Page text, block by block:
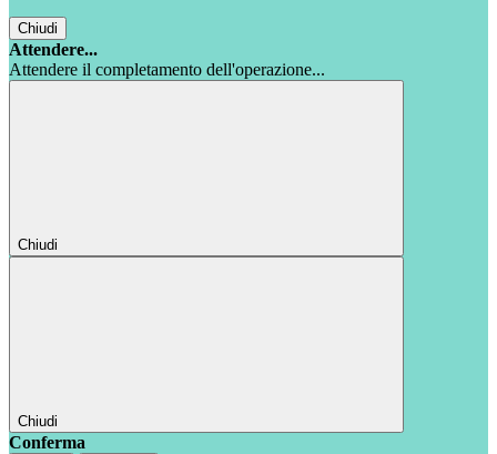
Chiudi
Attendere...
Attendere il completamento dell'operazione...
Chiudi
Chiudi
Conferma